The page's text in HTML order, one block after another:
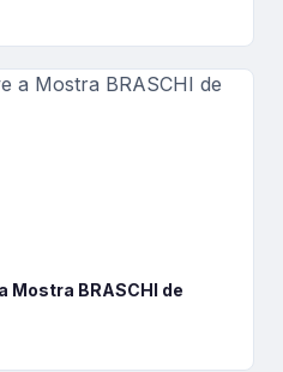
Mostra BRASCHI de